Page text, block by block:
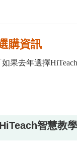
購資訊
果去年選擇HiTeach
HiTeach智慧教